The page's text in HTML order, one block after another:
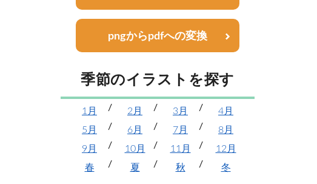
pngからpdfへの変換
季節のイラストを探す
1月 2月 3月
4月
5月
6月 7月
8月
9月
10月 11月
12月
春
夏 秋 冬